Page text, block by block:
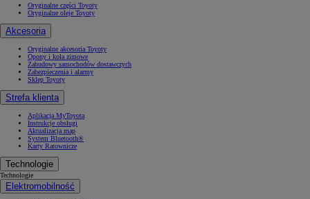
Oryginalne części Toyoty
Oryginalne oleje Toyoty
Akcesoria
Oryginalne akcesoria Toyoty
Opony i koła zimowe
Zabudowy samochodów dostawczych
Zabezpieczenia i alarmy
Sklep Toyoty
Strefa klienta
Aplikacja MyToyota
Instrukcje obsługi
Aktualizacja map
System Bluetooth®
Karty Ratownicze
Technologie
Technologie
Elektromobilność